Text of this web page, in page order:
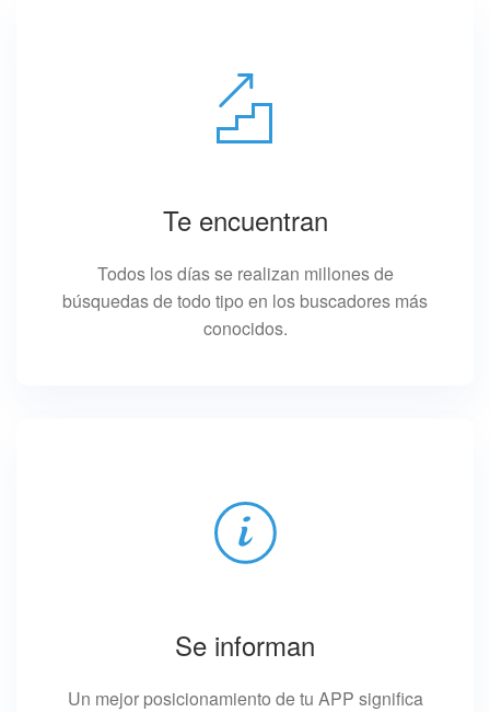
Te encuentran
Todos los días se realizan millones de
búsquedas de todo tipo en los buscadores más
conocidos.
Se informan
Un mejor posicionamiento de tu APP significa